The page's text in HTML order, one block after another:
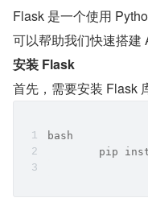
Flask 是一个使用
可以帮助我们快速搭建
安装 Flask
首先，需要安装 Flask
bash
pip